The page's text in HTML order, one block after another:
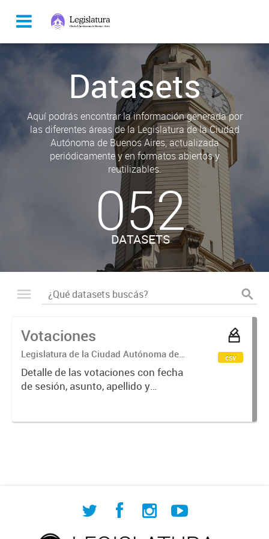
Datasets
Aquí podrás encontrar la información generada por
las diferentes áreas de la Legislatura de la Ciudad
Autónoma de Buenos Aires, actualizada
periódicamente y en formatos abiertos y
reutilizables.
052
DATASETS
Votaciones
Legislatura de la Ciudad Autónoma de
Buenos Aires
Detalle de las votaciones con fecha
de sesión, asunto, apellido y
csv